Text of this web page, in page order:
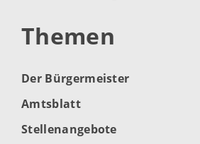
Themen
Der Bürgermeister
Amtsblatt
Stellenangebote